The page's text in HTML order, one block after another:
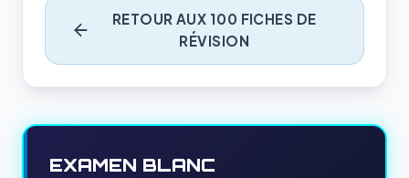
RETOUR AUX 100 FICHES DE
RÉVISION
EXAMEN BLANC